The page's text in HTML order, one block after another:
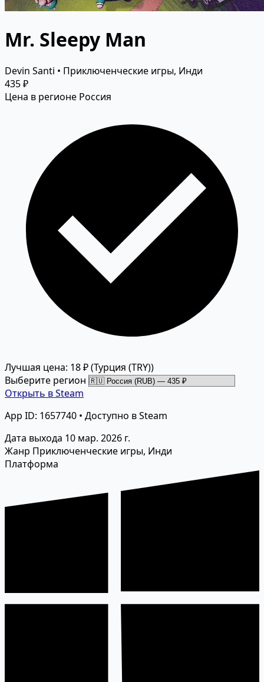
Mr. Sleepy Man
Devin Santi • Приключенческие игры, Инди
435 ₽
Цена в регионе Россия
Лучшая цена: 18 ₽(Турция (TRY))
Выберите регион
Открыть в Steam
App ID: 1657740 • Доступно в Steam
Дата выхода 10 мар. 2026 г.
Жанр Приключенческие игры, Инди
Платформа